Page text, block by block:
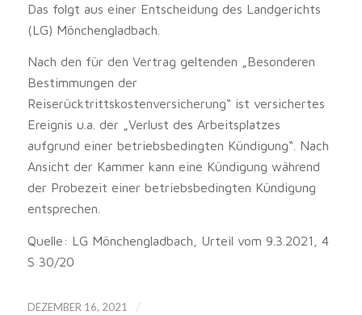
Das folgt aus einer Entscheidung des Landgerichts
(LG) Mönchengladbach.
Nach den für den Vertrag geltenden „Besonderen
Bestimmungen der
Reiserücktrittskostenversicherung“ ist versichertes
Ereignis u.a. der „Verlust des Arbeitsplatzes
aufgrund einer betriebsbedingten Kündigung“. Nach
Ansicht der Kammer kann eine Kündigung während
der Probezeit einer betriebsbedingten Kündigung
entsprechen.
Quelle: LG Mönchengladbach, Urteil vom 9.3.2021, 4
S 30/20
DEZEMBER 16, 2021 /